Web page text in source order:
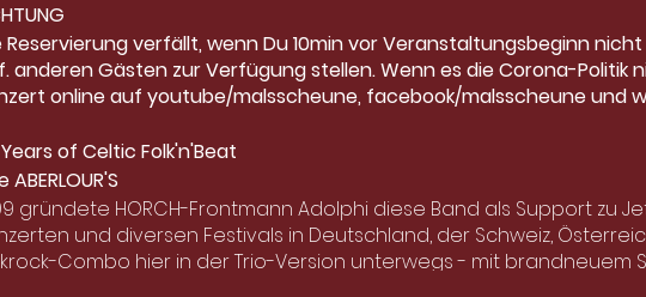
Reservierung verfällt, wenn Du 10min vor Veranstaltungsbeginn
anderen Gästen zur Verfügung stellen. Wenn es die Corona-Politik
online auf youtube/malsscheune, facebook/malsscheune und
of Celtic Folk'n'Beat
ABERLOUR'S
gründete HORCH-Frontmann Adolphi diese Band als Support zu
und diversen Festivals in Deutschland, der Schweiz,
Combo hier in der Trio-Version unterwegs - mit brandneuem